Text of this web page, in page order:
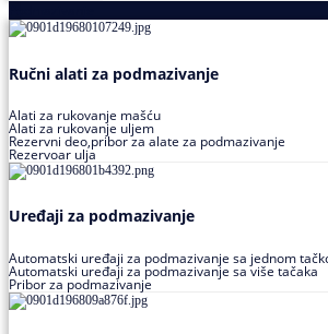
Ručni alati za podmazivanje
Alati za rukovanje mašću
Alati za rukovanje uljem
Rezervni deo,pribor za alate za podmazivanje
Rezervoar ulja
Uređaji za podmazivanje
Automatski uređaji za podmazivanje sa jednom
Automatski uređaji za podmazivanje sa više tačaka
Pribor za podmazivanje